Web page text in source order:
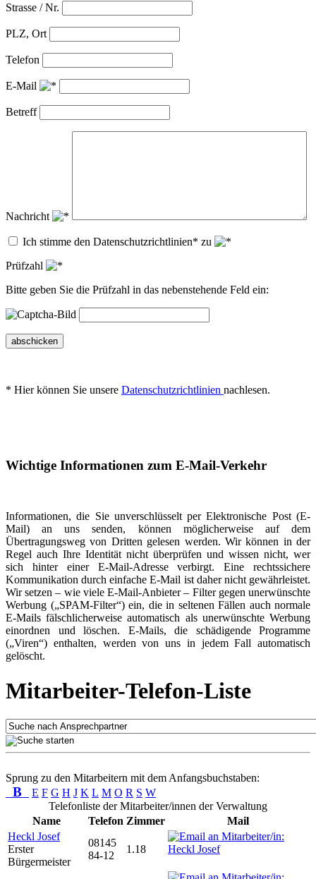
Strasse / Nr.
PLZ, Ort
Telefon
E-Mail
Betreff
Nachricht
Ich stimme den Datenschutzrichtlinien* zu
Prüfzahl
Bitte geben Sie die Prüfzahl in das nebenstehende Feld ein:
abschicken
* Hier können Sie unsere Datenschutzrichtlinien nachlesen.
Wichtige Informationen zum E-Mail-Verkehr
Informationen, die Sie unverschlüsselt per Elektronische Post (E-
Mail) an uns senden, können möglicherweise auf dem
Übertragungsweg von Dritten gelesen werden. Wir können in der
Regel auch Ihre Identität nicht überprüfen und wissen nicht, wer
sich hinter einer E-Mail-Adresse verbirgt. Eine rechtssichere
Kommunikation durch einfache E-Mail ist daher nicht gewährleistet.
Wir setzen – wie viele E-Mail-Anbieter – Filter gegen unerwünschte
Werbung („SPAM-Filter“) ein, die in seltenen Fällen auch normale
E-Mails fälschlicherweise automatisch als unerwünschte Werbung
einordnen und löschen. E-Mails, die schädigende Programme
(„Viren“) enthalten, werden von uns in jedem Fall automatisch
gelöscht.
Mitarbeiter-Telefon-Liste
Sprung zu den Mitarbeitern mit dem Anfangsbuchstaben:
B E F G H J K L M O R S W
Telefonliste der Mitarbeiter/innen der Verwaltung
Name
Telefon Zimmer
Mail
Heckl Josef
Erster
Bürgermeister
08145
84-12
1.18